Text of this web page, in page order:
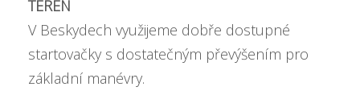
TERÉN
V Beskydech využijeme dobře dostupné
startovačky s dostatečným převýšením pro
základní manévry.